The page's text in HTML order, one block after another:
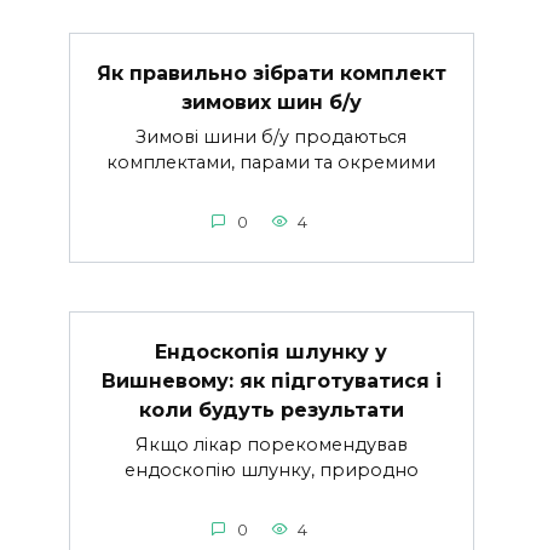
Як правильно зібрати комплект
зимових шин б/у
Зимові шини б/у продаються
комплектами, парами та окремими
0 4
Ендоскопія шлунку у
Вишневому: як підготуватися і
коли будуть результати
Якщо лікар порекомендував
ендоскопію шлунку, природно
0 4